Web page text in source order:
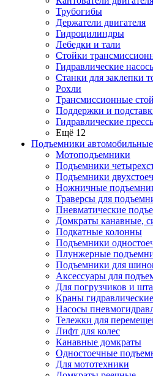
Трубогибы
Держатели двигателя
Гидроцилиндры
Лебедки и тали
Стойки
Гидравлические
Cтанки для заклепки
Рохли
Трансмиссионные
Поддержки и
Гидравлические
Ещё 12
Подъемники автомобильные
Мотоподъемники
Подъемники
Подъемники
Ножничные
Траверсы для
Пневматические
Домкраты канавные,
Подкатные колонны
Подъемники
Плунжерные
Подъемники для
Аксессуары для
Для погрузчиков и
Краны гидравлические
Насосы
Тележки для
Лифт для колес
Канавные домкраты
Одностоечные
Для мототехники